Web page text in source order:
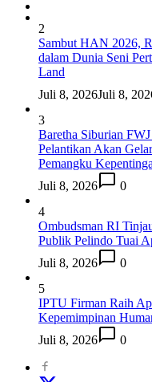
2
Sambut HAN 2026,
dalam Dunia Seni
Land
Juli 8, 2026Juli 8,
3
Baretha Siburian
Pelantikan Akan
Pemangku
Juli 8, 2026
0
4
Ombudsman RI
Publik Pelindo Tuai
Juli 8, 2026
0
5
IPTU Firman Raih
Kepemimpinan
Juli 8, 2026
0